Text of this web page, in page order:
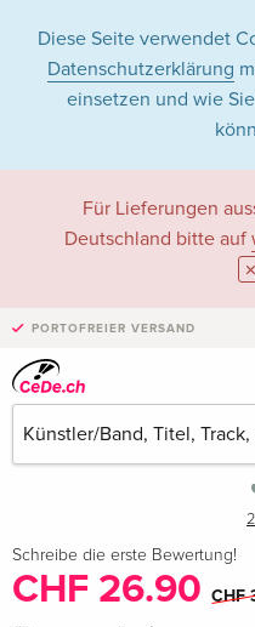
Diese Seite verwendet
Datenschutzerklärung
einsetzen und wie
Für Lieferungen
Deutschland bitte auf
PORTOFREIER VERSAND
Schreibe die erste Bewertung!
CHF 26.90 CHF